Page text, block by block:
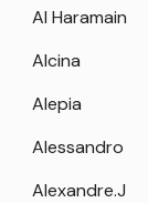
Al Haramain
Alcina
Alepia
Alessandro
Alexandre.J